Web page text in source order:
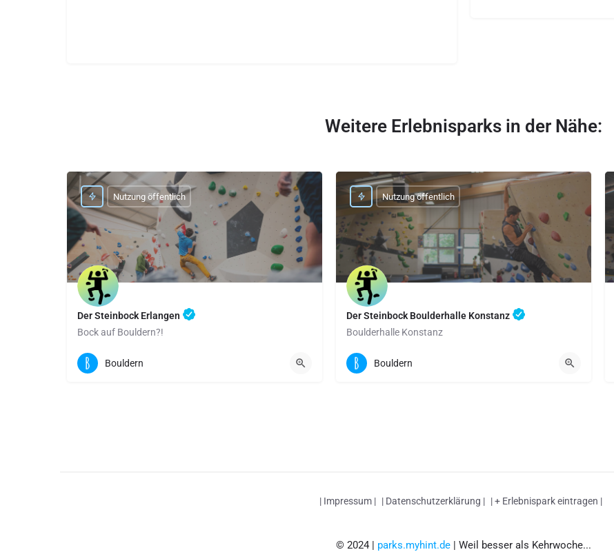
Weitere Erlebnisparks in der Nähe:
Der Steinbock Erlangen
Bock auf Bouldern?!
Bierlachweg 45, 91058 Erlangen
Nutzung öffentlich
Bouldern
Der Steinbock Boulderhalle Konstanz
Boulderhalle Konstanz
August-Borsig-Straße 20 | 78467 Konstanz
Boulderfläche: 900 qm
Nutzung öffentlich
Bouldern
| Impressum | | Datenschutzerklärung | | + Erlebnispark eintragen |
© 2024 | parks.myhint.de | Weil besser als Kehrwoche...